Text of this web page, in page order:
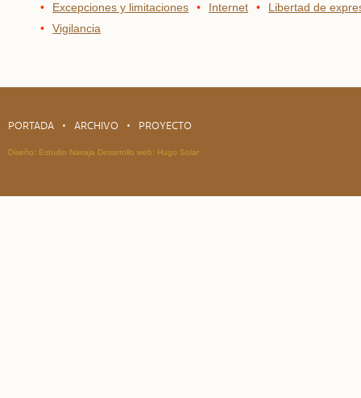
Excepciones y limitaciones
Internet
Libertad de
Vigilancia
PORTADA ARCHIVO PROYECTO
Diseño: Estudio Navaja Desarrollo web: Hugo Solar